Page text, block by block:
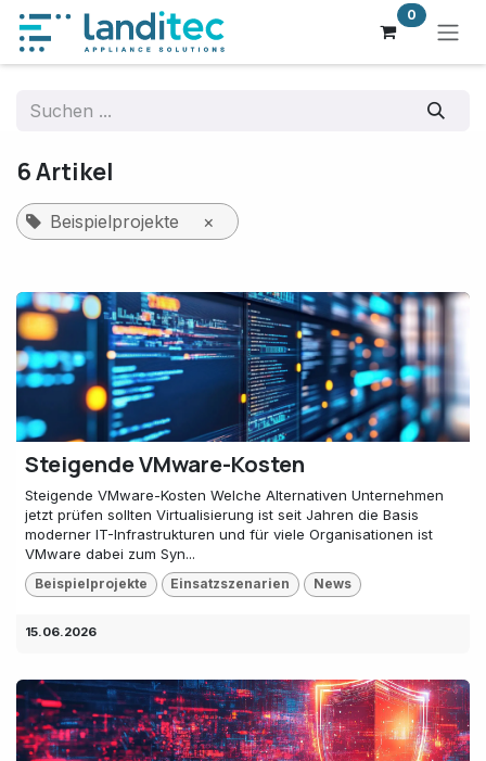
Zum Inhalt springen 0
6 Artikel
Beispielprojekte ×
Steigende VMware-Kosten
Steigende VMware-Kosten Welche Alternativen Unternehmen
jetzt prüfen sollten Virtualisierung ist seit Jahren die Basis
moderner IT-Infrastrukturen und für viele Organisationen ist
VMware dabei zum Syn...
Beispielprojekte Einsatzszenarien News
15.06.2026